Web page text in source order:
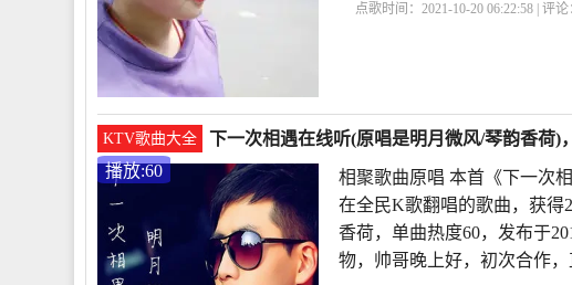
点歌时间：2021-10-20 06:22:58 | 评论
KTV歌曲大全
下一次相遇在线听(原唱是明月微风/琴韵香荷)
播放:60
相聚歌曲原唱 本首《下一次
在全民K歌翻唱的歌曲，获得
香荷，单曲热度60，发布于
物，帅哥晚上好，初次合作